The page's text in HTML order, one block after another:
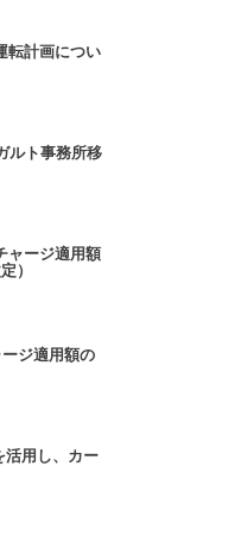
転計画につい
ルト事務所移
ャージ適用額
）
ジ適用額の
活用し、カー